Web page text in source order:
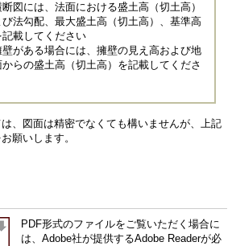
断図には、法面における盛土高（切土高）
び法勾配、最大盛土高（切土高）、基準高
記載してください
壁がある場合には、擁壁の見え高および地
からの盛土高（切土高）を記載してくださ
、図面は精密でなくても構いませんが、上記
願いします。
PDF形式のファイルをご覧いただく場合に
は、Adobe社が提供するAdobe Readerが必